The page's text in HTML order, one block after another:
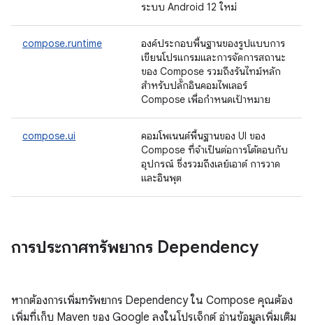
ระบบ Android 12 ใหม่
compose.runtime
องค์ประกอบพื้นฐานของรูปแบบการ
เขียนโปรแกรมและการจัดการสถานะ
ของ Compose รวมถึงรันไทม์หลัก
สำหรับปลั๊กอินคอมไพเลอร์
Compose เพื่อกำหนดเป้าหมาย
compose.ui
คอมโพเนนต์พื้นฐานของ UI ของ
Compose ที่จำเป็นต่อการโต้ตอบกับ
อุปกรณ์ ซึ่งรวมถึงเลย์เอาต์ การวาด
และอินพุต
การประกาศทรัพยากร Dependency
หากต้องการเพิ่มทรัพยากร Dependency ใน Compose คุณต้อง
เพิ่มที่เก็บ Maven ของ Google ลงในโปรเจ็กต์ อ่านข้อมูลเพิ่มเติม